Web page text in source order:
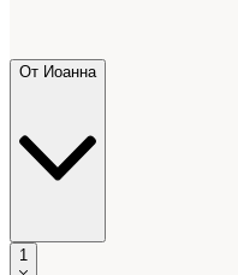
От Иоанна
1